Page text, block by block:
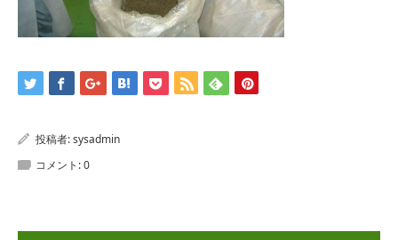
投稿者:sysadmin
コメント:0